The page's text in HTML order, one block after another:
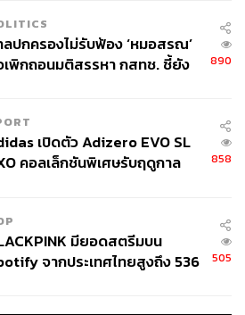
นรับสัตว์เลี้ยงด้วย
รู้สึกว่าเซ็นทรัล ขอนแก่น แคมปัส
ชีวิตของคนขอนแก่นยุคใหม่ เป็น
ลตี้ ความอร่อย และไอเดีย
ผ่อนคลาย ไม่น่าเบื่อเลย ชาว
ปเที่ยวภาคอีสานช่วงซัมเมอร์นี้
ม ถนนกัลปพฤกษ์-มิตรภาพ
รับทั้งด้านนอกและด้านในอาคาร
ลปกครองไม่รับฟ้อง ‘หมอสรณ’
พิกถอนมติสรรหา กสทช. ชี้ยัง
890
เปิดตัว Adizero EVO SL
คอลเล็กชันพิเศษรับฤดูกาล
858
มียอดสตรีมบน
จากประเทศไทยสูงถึง 536
505